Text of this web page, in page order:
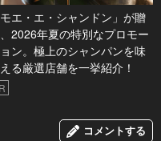
モエ・エ・シャンドン」が贈
2026年夏の特別なプロモー
ン。極上のシャンパンを味
る厳選店舗を一挙紹介！
コメントする